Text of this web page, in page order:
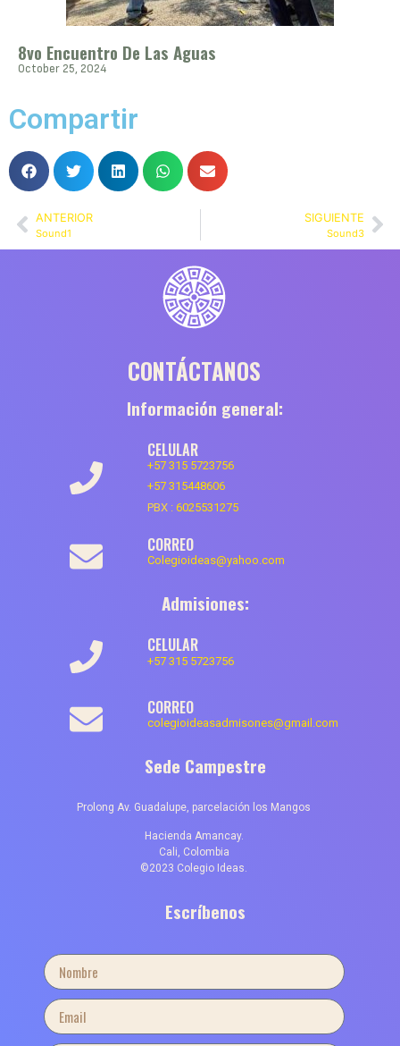
8vo Encuentro De Las Aguas
October 25, 2024
Compartir
ANTERIOR
Sound1
SIGUIENTE
Sound3
CONTÁCTANOS
Información general:
CELULAR
+57 315 5723756
+57 315448606
PBX : 6025531275
CORREO
Colegioideas@yahoo.com
Admisiones:
CELULAR
+57 315 5723756
CORREO
colegioideasadmisones@gmail.com
Sede Campestre
Prolong Av. Guadalupe, parcelación los Mangos
Hacienda Amancay.
Cali, Colombia
©2023 Colegio Ideas.
Escríbenos